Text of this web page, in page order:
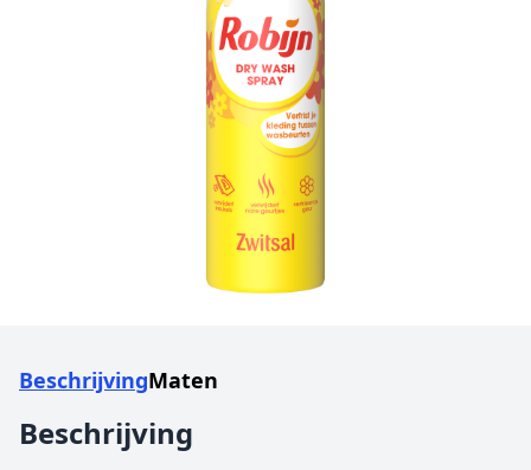
BeschrijvingMaten
Beschrijving